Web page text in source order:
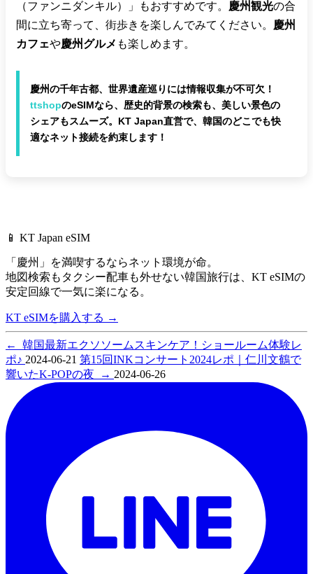
（ファンニダンキル）」もおすすめです。 慶州観光の合
間に立ち寄って、街歩きを楽しんでみてください。
慶州
カフェや慶州グルメ も楽しめます。
慶州の千年古都、世界遺産巡りには情報収集が不可欠！
ttshopのeSIMなら、歴史的背景の検索も、美しい景色の
シェアもスムーズ。KT Japan直営で、韓国のどこでも快
適なネット接続を約束します！
📱 KT Japan eSIM
「慶州」を満喫するならネット環境が命。
地図検索もタクシー配車も外せない韓国旅行は、 KT eSIMの
安定回線で一気に楽になる。
KT eSIMを購入する →
←
韓国最新エクソソームスキンケア！ショールーム体験レ
ポ♪ 2024-06-21 第15回INKコンサート2024レポ｜仁川文鶴で
響いたK-POPの夜
→ 2024-06-26